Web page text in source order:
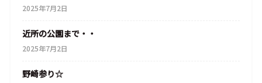
2025年7月2日
近所の公園まで・・
2025年7月2日
野崎参り☆